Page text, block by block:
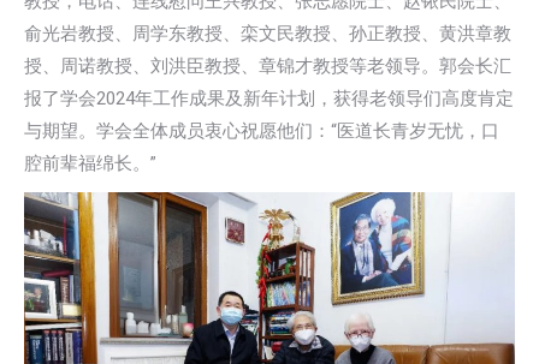
俞光岩教授、周学东教授、栾文民教授、孙正教授、黄洪章教
授、周诺教授、刘洪臣教授、章锦才教授等老领导。郭会长汇
报了学会2024年工作成果及新年计划，获得老领导们高度肯定
与期望。学会全体成员衷心祝愿他们：“医道长青岁无忧，口
腔前辈福绵长。”